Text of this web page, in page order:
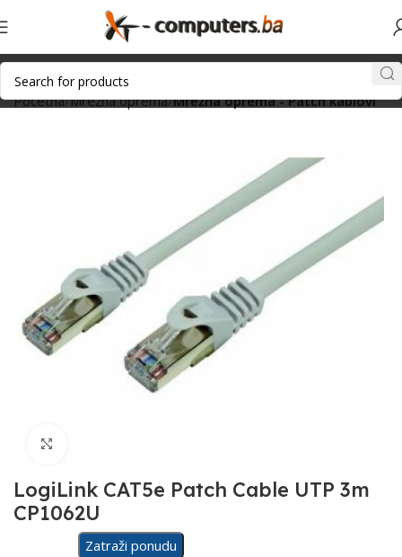
Početna Mrežna oprema Mrežna oprema - Patch kablovi
LogiLink CAT5e Patch Cable UTP 3m
CP1062U
Zatraži ponudu